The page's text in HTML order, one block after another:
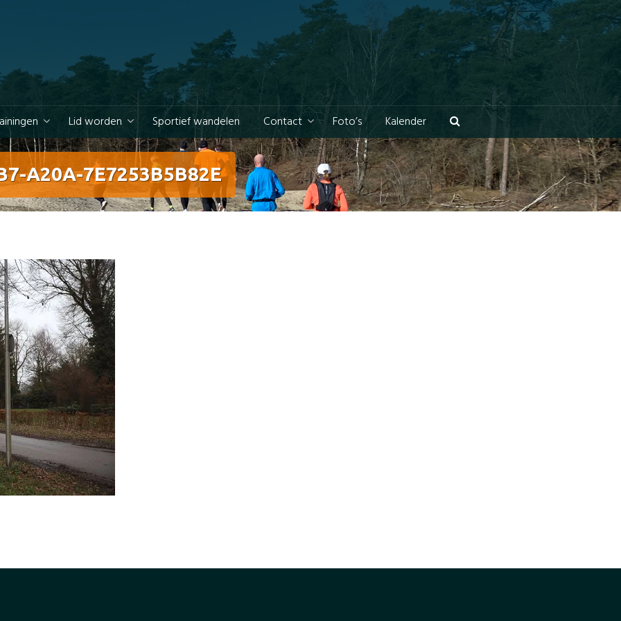
Lid worden Sportief wandelen Contact Foto’s Kalender
A20A-7E7253B5B82E